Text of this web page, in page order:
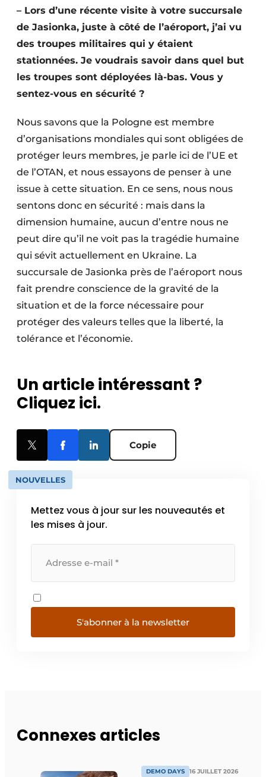
– Lors d’une récente visite à votre succursale
de Jasionka, juste à côté de l’aéroport, j’ai vu
des troupes militaires qui y étaient
stationnées. Je voudrais savoir dans quel but
les troupes sont déployées là-bas. Vous y
sentez-vous en sécurité ?
Nous savons que la Pologne est membre
d’organisations mondiales qui sont obligées de
protéger leurs membres, je parle ici de l’UE et
de l’OTAN, et nous essayons de penser à une
issue à cette situation. En ce sens, nous nous
sentons donc en sécurité : mais dans la
dimension humaine, aucun d’entre nous ne
peut dire qu’il ne voit pas la tragédie humaine
qui sévit actuellement en Ukraine. La
succursale de Jasionka près de l’aéroport nous
fait prendre conscience de la gravité de la
situation et de la force nécessaire pour
protéger des valeurs telles que la liberté, la
tolérance et l’économie.
Un article intéressant ?
Cliquez ici.
Copie
NOUVELLES
Mettez vous à jour sur les nouveautés et
les mises à jour.
S'abonner à la newsletter
Connexes articles
DEMO DAYS 16 JUILLET 2026